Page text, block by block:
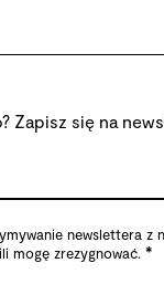
Zapisz się na
newslettera z
mogę zrezygnować. *